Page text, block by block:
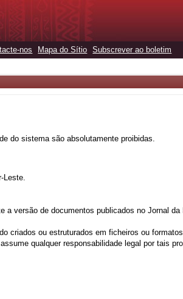
nos Mapa do Sítio Subscrever ao boletim
do sistema são absolutamente proibidas.
Leste.
a versão de documentos publicados no Jornal da
criados ou estruturados em ficheiros ou
qualquer responsabilidade legal por tais